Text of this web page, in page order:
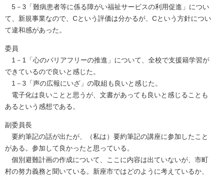
5－3「難病患者等に係る障がい福祉サービスの利用促進」につい
て、新規事業なので、Cという評価は分かるが、Cという方針につい
て違和感があった。
委員
1－1「心のバリアフリーの推進」について、全校で支援籍学習が
できているので良いと感じた。
1－3「声の広報にいざ」の取組も良いと感じた。
電子化は良いことと思うが、文書があっても良いと感じることも
あるという感想である。
副委員長
要約筆記の話が出たが、（私は）要約筆記の講座に参加したこと
がある。参加して良かったと思っている。
個別避難計画の作成について、ここに内容は出ていないが、市町
村の努力義務と聞いている。新座市ではどのように考えているか、